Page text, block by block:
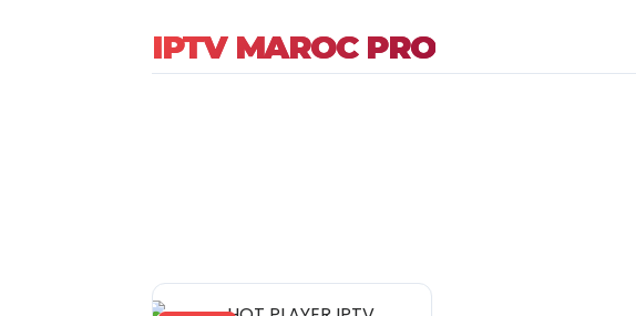
IPTV MAROC PRO